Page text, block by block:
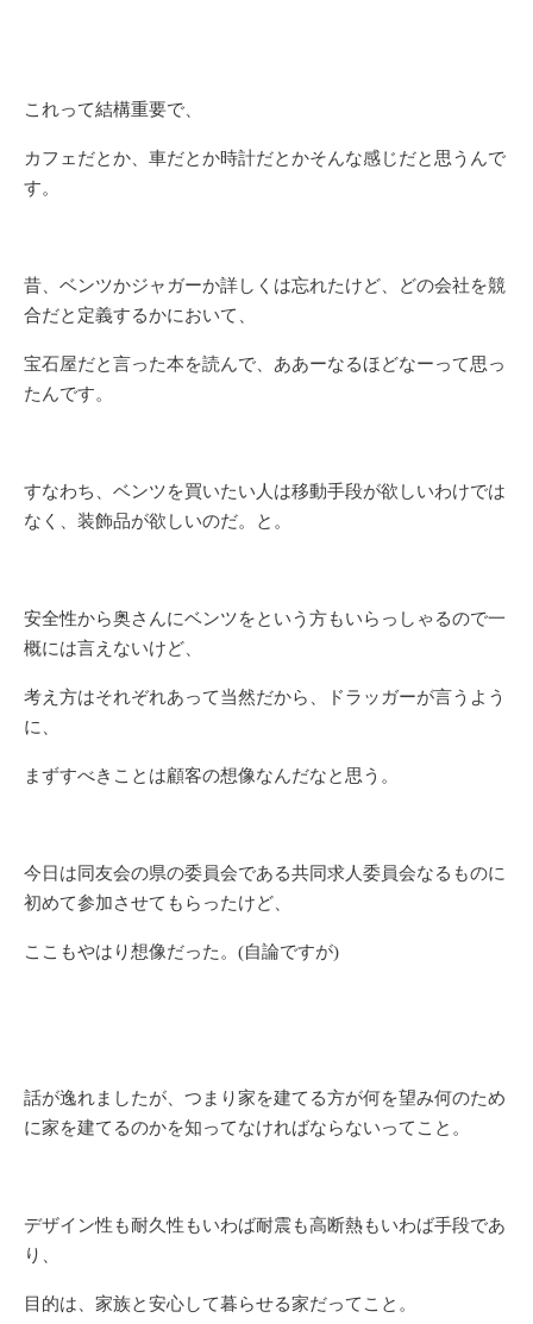
これって結構重要で、
カフェだとか、車だとか時計だとかそんな感じだと思うんで
す。
昔、ベンツかジャガーか詳しくは忘れたけど、どの会社を競
合だと定義するかにおいて、
宝石屋だと言った本を読んで、ああーなるほどなーって思っ
たんです。
すなわち、ベンツを買いたい人は移動手段が欲しいわけでは
なく、装飾品が欲しいのだ。と。
安全性から奥さんにベンツをという方もいらっしゃるので一
概には言えないけど、
考え方はそれぞれあって当然だから、ドラッガーが言うよう
に、
まずすべきことは顧客の想像なんだなと思う。
今日は同友会の県の委員会である共同求人委員会なるものに
初めて参加させてもらったけど、
ここもやはり想像だった。(自論ですが)
話が逸れましたが、つまり家を建てる方が何を望み何のため
に家を建てるのかを知ってなければならないってこと。
デザイン性も耐久性もいわば耐震も高断熱もいわば手段であ
り、
目的は、家族と安心して暮らせる家だってこと。